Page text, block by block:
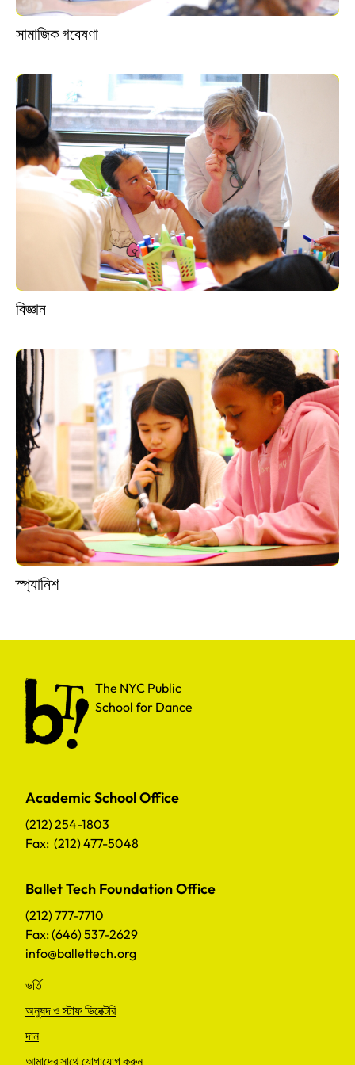
সামাজিক গবেষণা
বিজ্ঞান
স্প্যানিশ
The NYC Public School for Dance
The NYC Public
School for Dance
Academic School Office
(212) 254-1803
Fax: (212) 477-5048
Ballet Tech Foundation Office
(212) 777-7710
Fax: (646) 537-2629
info@ballettech.org
ভর্তি
অনুষদ ও স্টাফ ডিরেক্টরি
দান
আমাদের সাথে যোগাযোগ করুন